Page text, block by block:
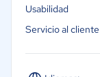
Usabilidad
Servicio al cliente